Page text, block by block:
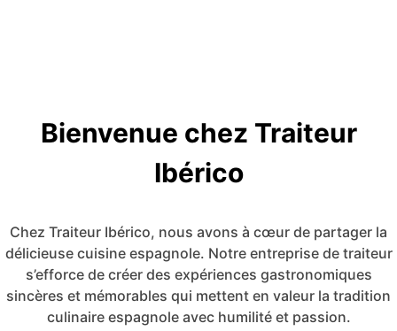
Bienvenue chez Traiteur
Ibérico
Chez Traiteur Ibérico, nous avons à cœur de partager la
délicieuse cuisine espagnole. Notre entreprise de traiteur
s’efforce de créer des expériences gastronomiques
sincères et mémorables qui mettent en valeur la tradition
culinaire espagnole avec humilité et passion.